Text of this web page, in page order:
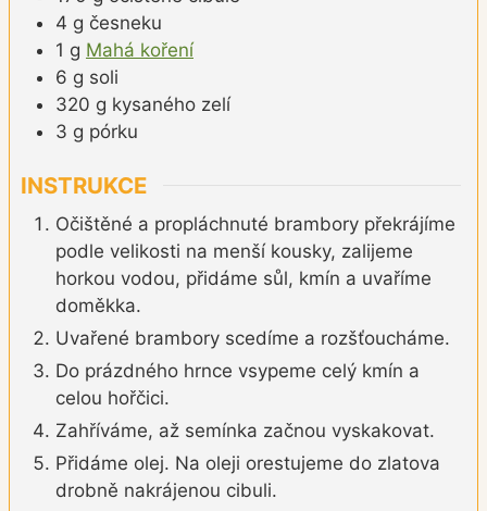
4 g česneku
1 g Mahá koření
6 g soli
320 g kysaného zelí
3 g pórku
INSTRUKCE
Očištěné a propláchnuté brambory překrájíme
podle velikosti na menší kousky, zalijeme
horkou vodou, přidáme sůl, kmín a uvaříme
doměkka.
Uvařené brambory scedíme a rozšťoucháme.
Do prázdného hrnce vsypeme celý kmín a
celou hořčici.
Zahříváme, až semínka začnou vyskakovat.
Přidáme olej. Na oleji orestujeme do zlatova
drobně nakrájenou cibuli.